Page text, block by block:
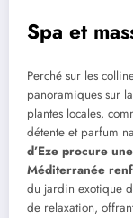
Spa et
Perché sur les
panoramiques sur
plantes locales,
détente et parfum
d’Eze procure
Méditerranée
du jardin exotique
de relaxation,